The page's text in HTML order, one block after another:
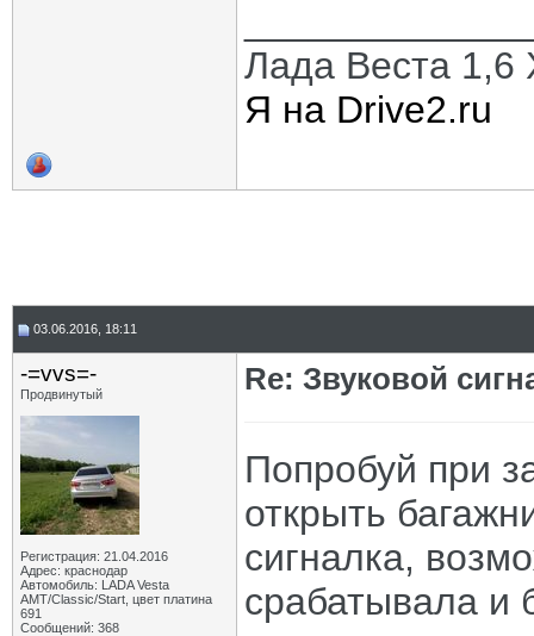
Лада Веста 1,6
Я на Drive2.ru
03.06.2016, 18:11
-=vvs=-
Продвинутый
Регистрация: 21.04.2016
Адрес: краснодар
Автомобиль: LADA Vesta
АМТ/Classic/Start, цвет платина
691
Сообщений: 368
Re: Звуковой
Попробуй при
открыть
сигналка,
срабатывала и